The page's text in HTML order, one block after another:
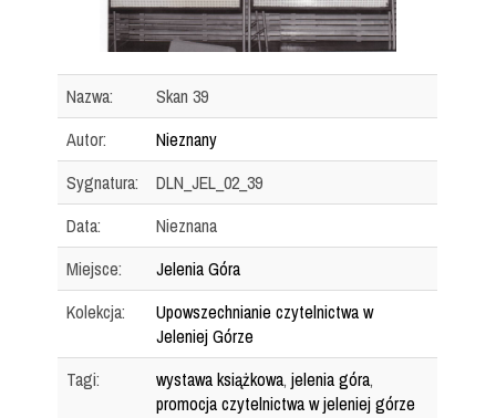
Nazwa:
Skan 39
Autor:
Nieznany
Sygnatura:
DLN_JEL_02_39
Data:
Nieznana
Miejsce:
Jelenia Góra
Kolekcja:
Upowszechnianie czytelnictwa w
Jeleniej Górze
Tagi:
wystawa książkowa,jelenia góra,
promocja czytelnictwa w jeleniej górze